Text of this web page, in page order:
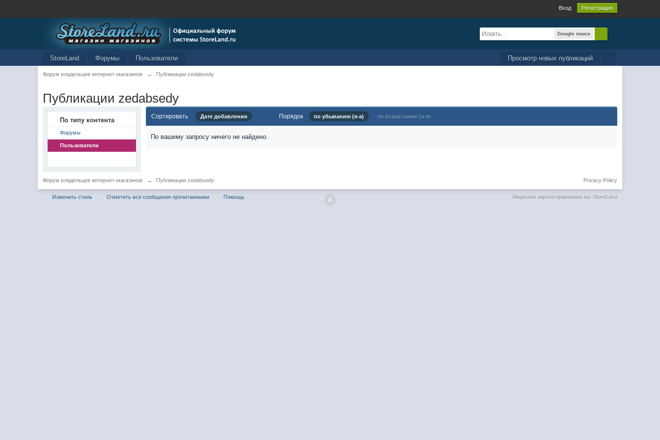
Вход Регистрация
Google поиск
Просмотр новых публикаций
StoreLand Форумы Пользователи
Форум владельцев интернет-магазинов → Публикации zedabsedy
Публикации zedabsedy
По типу контента
Форумы
Пользователи
Сортировать Дате добавления Порядок по убыванию (я-а) по возрастанию (а-я)
По вашему запросу ничего не найдено.
Форум владельцев интернет-магазинов → Публикации zedabsedy Privacy Policy
Изменить стиль Отметить все сообщения прочитанными Помощь Лицензия зарегистрирована на: StoreLand